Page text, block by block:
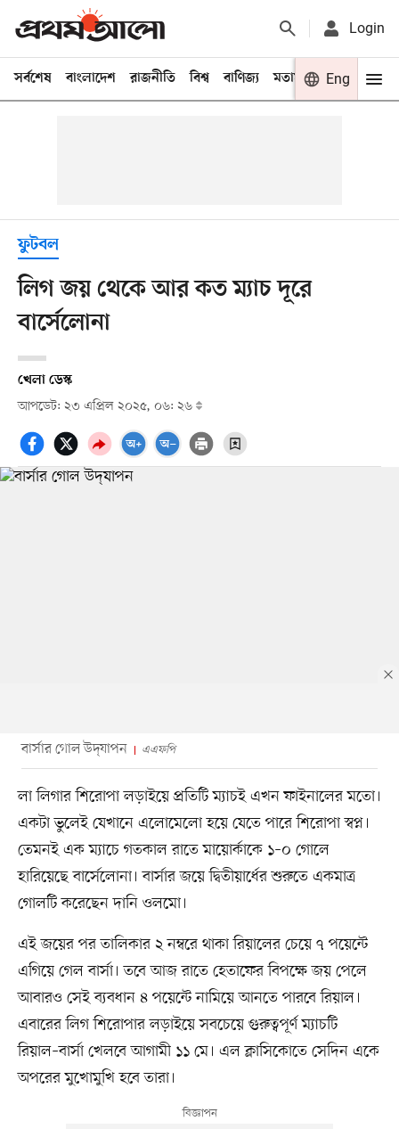
Login
সর্বশেষ বাংলাদেশ রাজনীতি বিশ্ব বাণিজ্য মতামত খেলা
Eng
ফুটবল
লিগ জয় থেকে আর কত ম্যাচ দূরে
বার্সেলোনা
খেলা ডেস্ক
আপডেট: ২৩ এপ্রিল ২০২৫, ০৬: ২৬
বার্সার গোল উদ্‌যাপন এএফপি
লা লিগার শিরোপা লড়াইয়ে প্রতিটি ম্যাচই এখন ফাইনালের মতো।
একটা ভুলেই যেখানে এলোমেলো হয়ে যেতে পারে শিরোপা স্বপ্ন।
তেমনই এক ম্যাচে গতকাল রাতে মায়োর্কাকে ১–০ গোলে
হারিয়েছে বার্সেলোনা। বার্সার জয়ে দ্বিতীয়ার্ধের শুরুতে একমাত্র
গোলটি করেছেন দানি ওলমো।
এই জয়ের পর তালিকার ২ নম্বরে থাকা রিয়ালের চেয়ে ৭ পয়েন্টে
এগিয়ে গেল বার্সা। তবে আজ রাতে হেতাফের বিপক্ষে জয় পেলে
আবারও সেই ব্যবধান ৪ পয়েন্টে নামিয়ে আনতে পারবে রিয়াল।
এবারের লিগ শিরোপার লড়াইয়ে সবচেয়ে গুরুত্বপূর্ণ ম্যাচটি
রিয়াল–বার্সা খেলবে আগামী ১১ মে। এল ক্লাসিকোতে সেদিন একে
অপরের মুখোমুখি হবে তারা।